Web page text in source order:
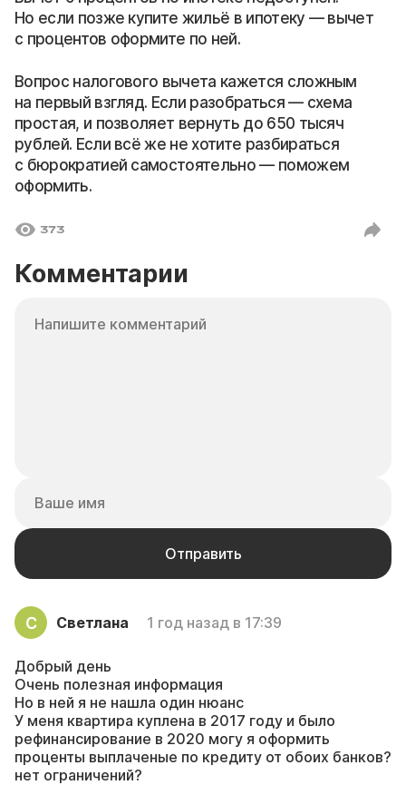
Но если позже купите жильё в ипотеку — вычет
с процентов оформите по ней.
Вопрос налогового вычета кажется сложным
на первый взгляд. Если разобраться — схема
простая, и позволяет вернуть до 650 тысяч
рублей. Если всё же не хотите разбираться
с бюрократией самостоятельно — поможем
оформить.
373
Комментарии
Светлана 1 год назад в 17:39
Добрый день
Очень полезная информация
Но в ней я не нашла один нюанс
У меня квартира куплена в 2017 году и было
рефинансирование в 2020 могу я оформить
проценты выплаченые по кредиту от обоих банков?
нет ограничений?